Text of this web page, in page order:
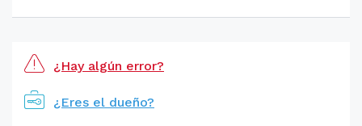
¿Hay algún error?
¿Eres el dueño?